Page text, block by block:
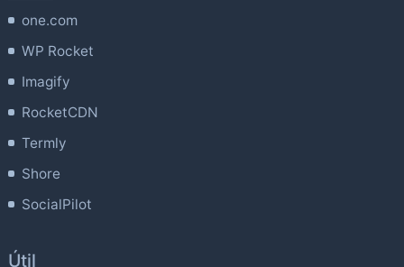
one.com
WP Rocket
Imagify
RocketCDN
Termly
Shore
SocialPilot
Útil